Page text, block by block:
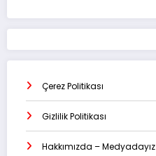
Çerez Politikası
Gizlilik Politikası
Hakkımızda – Medyadayız